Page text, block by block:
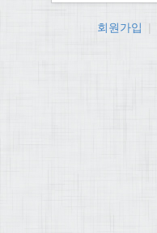
회원가입